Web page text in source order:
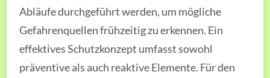
Abläufe durchgeführt werden, um mögliche
Gefahrenquellen frühzeitig zu erkennen. Ein
effektives Schutzkonzept umfasst sowohl
präventive als auch reaktive Elemente. Für den